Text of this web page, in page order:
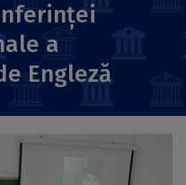
a
Engleză